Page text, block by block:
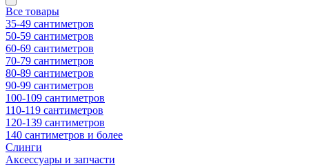
Все товары
35-49 сантиметров
50-59 сантиметров
60-69 сантиметров
70-79 сантиметров
80-89 сантиметров
90-99 сантиметров
100-109 сантиметров
110-119 сантиметров
120-139 сантиметров
140 сантиметров и более
Слинги
Аксессуары и запчасти